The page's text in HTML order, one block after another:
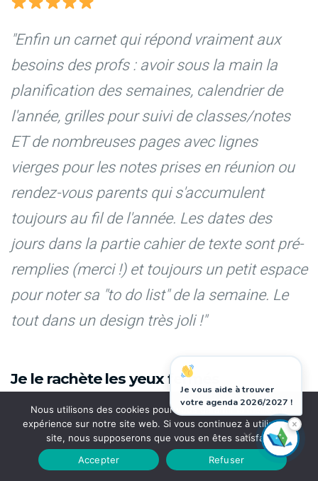
Je vous aide à trouver
votre agenda 2026/2027 !
×
"Enfin un carnet qui répond vraiment aux
besoins des profs : avoir sous la main la
planification des semaines, calendrier de
l'année, grilles pour suivi de classes/notes
ET de nombreuses pages avec lignes
vierges pour les notes prises en réunion ou
rendez-vous parents qui s'accumulent
toujours au fil de l'année. Les dates des
jours dans la partie cahier de texte sont pré-
remplies (merci !) et toujours un petit espace
pour noter sa "to do list" de la semaine. Le
tout dans un design très joli !"
Je le rachète les yeux fermés
"J'ai utilisé toute l'année scolaire cet agenda
(donc version 2021/2022) et je suis ravie car
Nous utilisons des cookies pour vous garantir la meilleure
expérience sur notre site web. Si vous continuez à utiliser ce
site, nous supposerons que vous en êtes satisfait.
Accepter
Refuser